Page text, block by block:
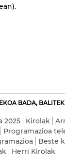
BADA,
2025 Kirolak
Programazioa
Beste
Herri Kirolak